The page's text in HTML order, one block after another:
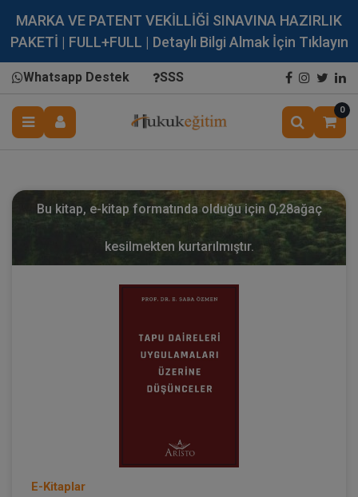
MARKA VE PATENT VEKİLLİĞİ SINAVINA HAZIRLIK
PAKETİ | FULL+FULL | Detaylı Bilgi Almak İçin Tıklayın
Whatsapp Destek SSS
0
Bu kitap, e-kitap formatında olduğu için 0,28ağaç
kesilmekten kurtarılmıştır.
E-Kitaplar